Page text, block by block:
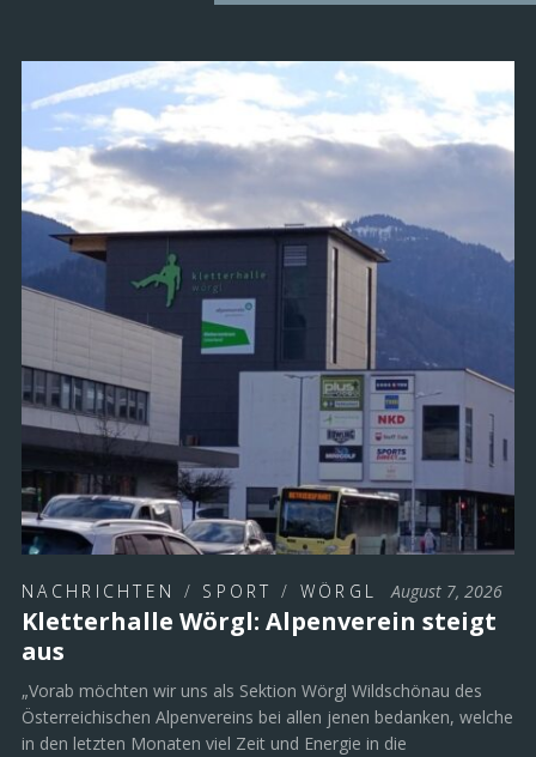
NACHRICHTEN / SPORT / WÖRGL August 7, 2026
Kletterhalle Wörgl: Alpenverein steigt
aus
„Vorab möchten wir uns als Sektion Wörgl Wildschönau des
Österreichischen Alpenvereins bei allen jenen bedanken, welche
in den letzten Monaten viel Zeit und Energie in die